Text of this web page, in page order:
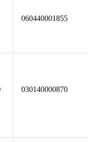
060440001855
030140000870